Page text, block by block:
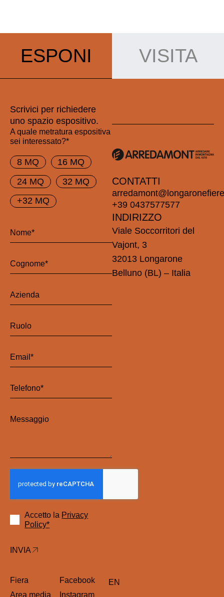
ESPONI VISITA
Scrivici per richiedere
uno spazio espositivo.
A quale metratura espositiva
sei interessato?*
8 MQ
16 MQ
24 MQ
32 MQ
+32 MQ
Accetto la Privacy
Policy*
INVIA
CONTATTI
+39 0437577577
INDIRIZZO
Viale Soccorritori del
Vajont, 3
32013 Longarone
Belluno (BL) – Italia
Fiera
Area media
Facebook
Instagram
EN